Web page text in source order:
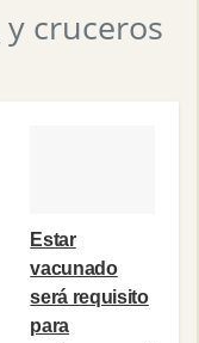
y cruceros
Estar
vacunado
será requisito
para